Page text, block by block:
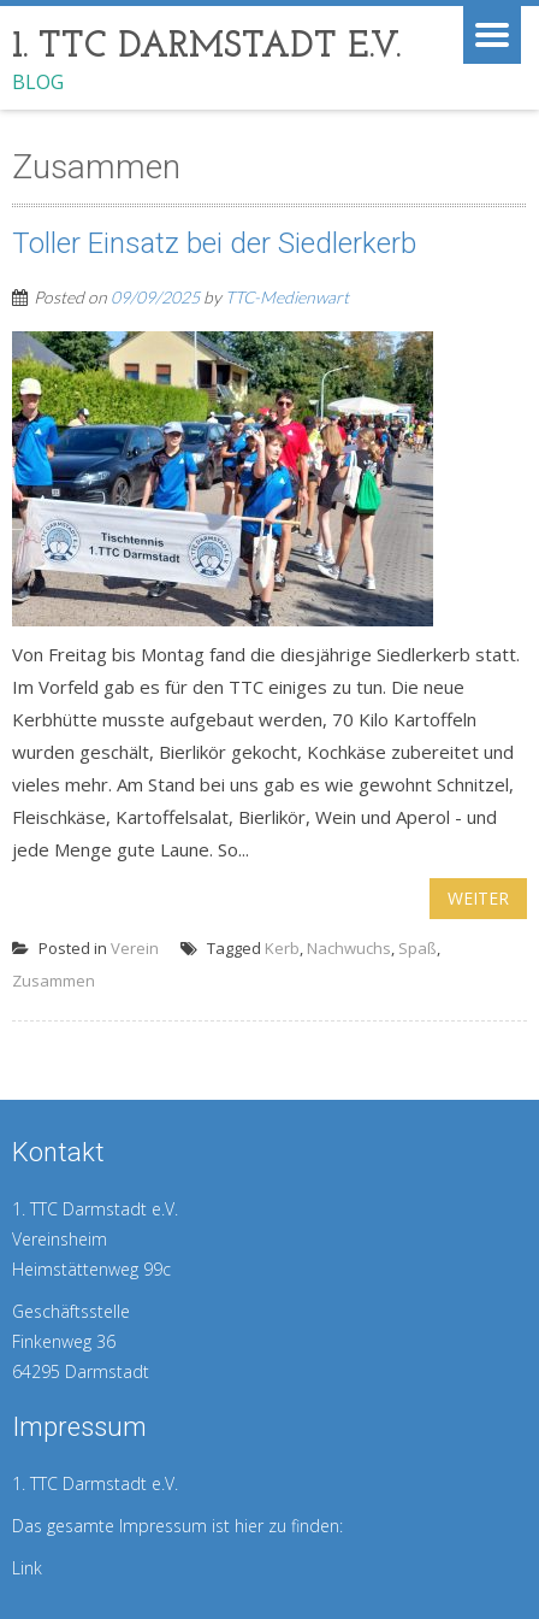
1. TTC DARMSTADT E.V.
BLOG
Zusammen
Toller Einsatz bei der Siedlerkerb
Posted on 09/09/2025by TTC-Medienwart
Von Freitag bis Montag fand die diesjährige Siedlerkerb statt.
Im Vorfeld gab es für den TTC einiges zu tun. Die neue
Kerbhütte musste aufgebaut werden, 70 Kilo Kartoffeln
wurden geschält, Bierlikör gekocht, Kochkäse zubereitet und
vieles mehr. Am Stand bei uns gab es wie gewohnt Schnitzel,
Fleischkäse, Kartoffelsalat, Bierlikör, Wein und Aperol - und
jede Menge gute Laune. So...
WEITER
Posted in Verein Tagged Kerb, Nachwuchs, Spaß,
Zusammen
Kontakt
1. TTC Darmstadt e.V.
Vereinsheim
Heimstättenweg 99c
Geschäftsstelle
Finkenweg 36
64295 Darmstadt
Impressum
1. TTC Darmstadt e.V.
Das gesamte Impressum ist hier zu finden:
Link